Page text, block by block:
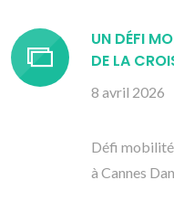
UN DÉFI
DE LA
8 avril 2026
Défi mobilité
à Cannes